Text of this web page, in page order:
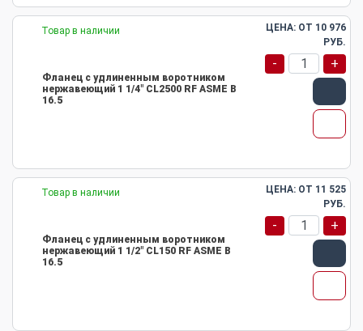
Товар в наличии
Фланец с удлиненным воротником
нержавеющий 1 1/4" CL2500 RF ASME B
16.5
ЦЕНА: ОТ 10 976
РУБ.
- +
Товар в наличии
Фланец с удлиненным воротником
нержавеющий 1 1/2" CL150 RF ASME B
16.5
ЦЕНА: ОТ 11 525
РУБ.
- +